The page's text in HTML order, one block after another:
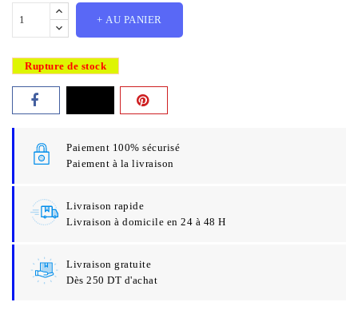
+ AU PANIER
Rupture de stock
Paiement 100% sécurisé
Paiement à la livraison
Livraison rapide
Livraison à domicile en 24 à 48 H
Livraison gratuite
Dès 250 DT d'achat